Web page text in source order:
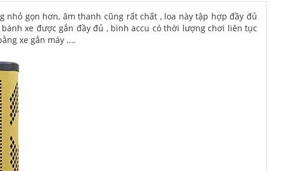
nhỏ gọn hơn, âm thanh cũng rất chất , loa này tập hợp đầy đủ
xe được gắn đầy đủ , bình accu có thời lượng chơi liên tục
xe gắn máy ....